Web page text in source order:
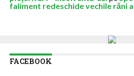
faliment redeschide vechile răni
FACEBOOK